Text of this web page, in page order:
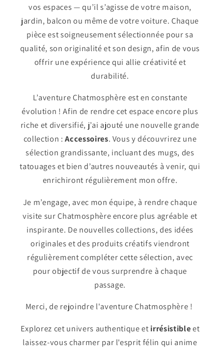
vos espaces — qu’il s’agisse de votre maison,
jardin, balcon ou même de votre voiture. Chaque
pièce est soigneusement sélectionnée pour sa
qualité, son originalité et son design, afin de vous
offrir une expérience qui allie créativité et
durabilité.
L’aventure Chatmosphère est en constante
évolution ! Afin de rendre cet espace encore plus
riche et diversifié, j’ai ajouté une nouvelle grande
collection :Accessoires. Vous y découvrirez une
sélection grandissante, incluant des mugs, des
tatouages et bien d’autres nouveautés à venir, qui
enrichiront régulièrement mon offre.
Je m’engage, avec mon équipe, à rendre chaque
visite sur Chatmosphère encore plus agréable et
inspirante. De nouvelles collections, des idées
originales et des produits créatifs viendront
régulièrement compléter cette sélection, avec
pour objectif de vous surprendre à chaque
passage.
Merci, de rejoindre l'aventure Chatmosphère !
Explorez cet univers authentique etirrésistibleet
laissez-vous charmer par l'esprit félin qui anime